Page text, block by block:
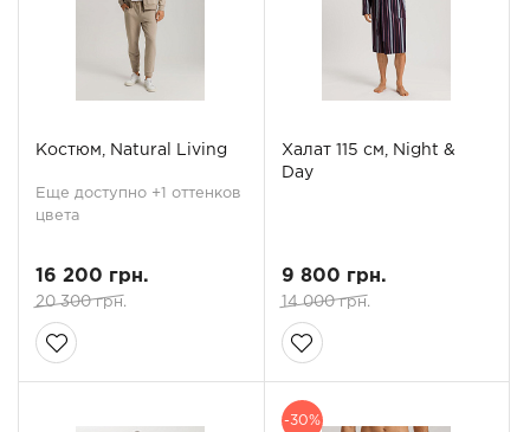
Костюм, Natural Living
Еще доступно +1 оттенков
цвета
16 200 грн.
20 300 грн.
Халат 115 см, Night &
Day
9 800 грн.
14 000 грн.
-30%